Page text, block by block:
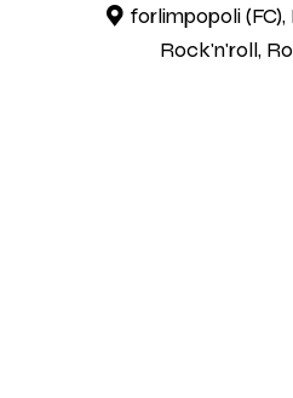
forlimpopoli
Rock'n'roll,